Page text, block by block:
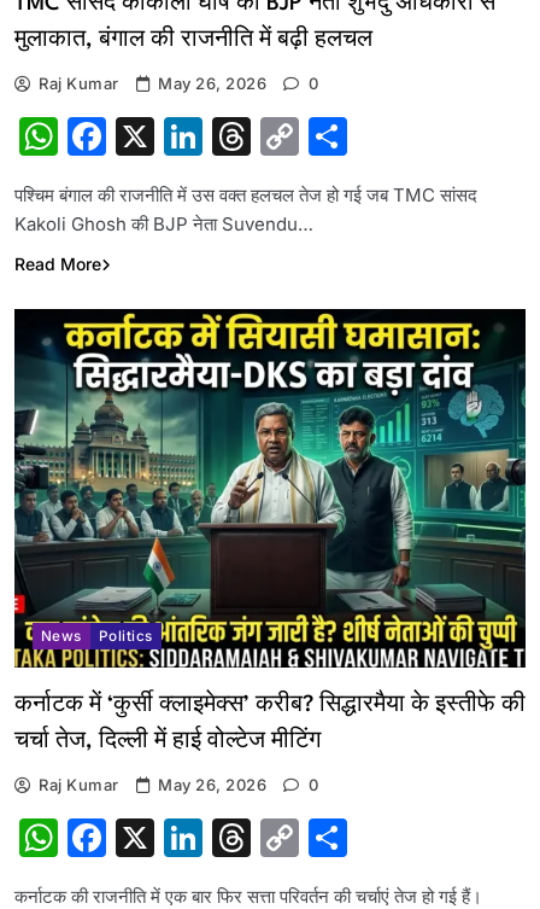
मुलाकात, बंगाल की राजनीति में बढ़ी हलचल
Raj Kumar May 26, 2026 0
WhatsApp
Facebook
X LinkedIn
Threads
Copy
Link
पश्चिम बंगाल की राजनीति में उस वक्त हलचल तेज हो गई जब TMC सांसद
Kakoli Ghosh की BJP नेता Suvendu…
Read More
News Politics
कर्नाटक में ‘कुर्सी क्लाइमेक्स’ करीब? सिद्धारमैया के इस्तीफे की
चर्चा तेज, दिल्ली में हाई वोल्टेज मीटिंग
Raj Kumar May 26, 2026 0
WhatsApp
Facebook
X LinkedIn
Threads
Copy
Link
कर्नाटक की राजनीति में एक बार फिर सत्ता परिवर्तन की चर्चाएं तेज हो गई हैं।